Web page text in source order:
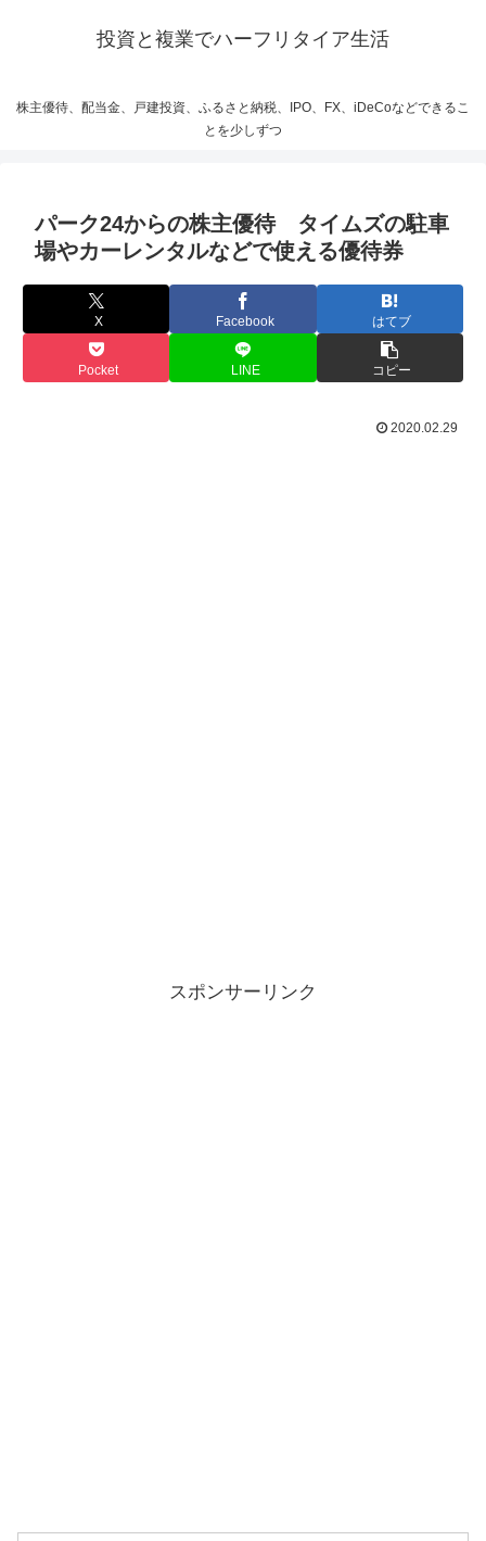
投資と複業でハーフリタイア生活
株主優待、配当金、戸建投資、ふるさと納税、IPO、FX、iDeCoなどできるこ
とを少しずつ
パーク24からの株主優待 タイムズの駐車
場やカーレンタルなどで使える優待券
X Facebook はてブ
Pocket LINE コピー
2020.02.29
スポンサーリンク